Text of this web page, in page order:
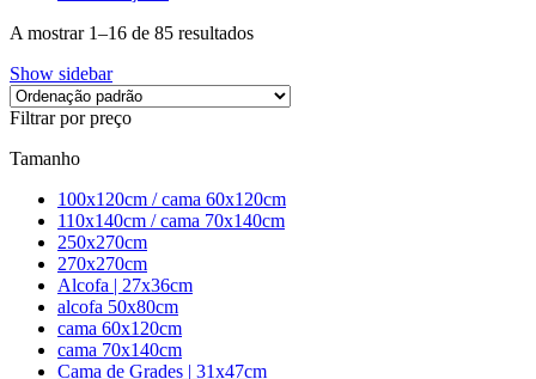
A mostrar 1–16 de 85 resultados
Show sidebar
Filtrar por preço
Tamanho
100x120cm / cama 60x120cm
110x140cm / cama 70x140cm
250x270cm
270x270cm
Alcofa | 27x36cm
alcofa 50x80cm
cama 60x120cm
cama 70x140cm
Cama de Grades | 31x47cm